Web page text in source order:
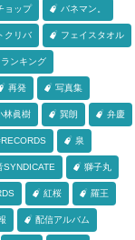
ョップ バネマン。
クリバ フェイスタオル
ランキング
再発 写真集
林眞樹 巽朗 弁慶
泉
SYNDICATE 獅子丸
紅桜 羅王
配信アルバム